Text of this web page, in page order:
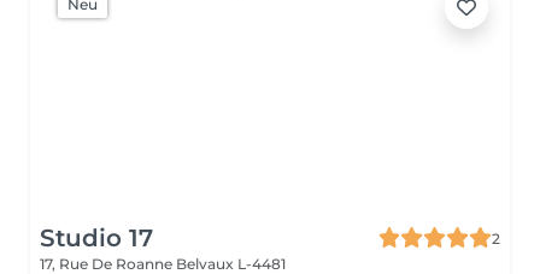
Neu
Studio 17
2
17, Rue De Roanne Belvaux L-4481